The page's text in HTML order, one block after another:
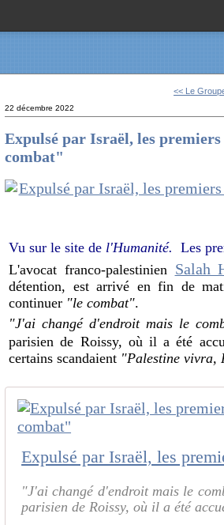
<< Le
22 décembre 2022
Expulsé par Israël, les
combat"
Vu sur le site de l'Humanité.Les
L'avocat franco-palestinien Salah
détention, est arrivé en fin de
continuer "le combat".
"J'ai changé d'endroit mais le
parisien de Roissy, où il a été
certains scandaient "Palestine vivra,
"J'ai changé d'endroit mais le
parisien de Roissy, où il a été